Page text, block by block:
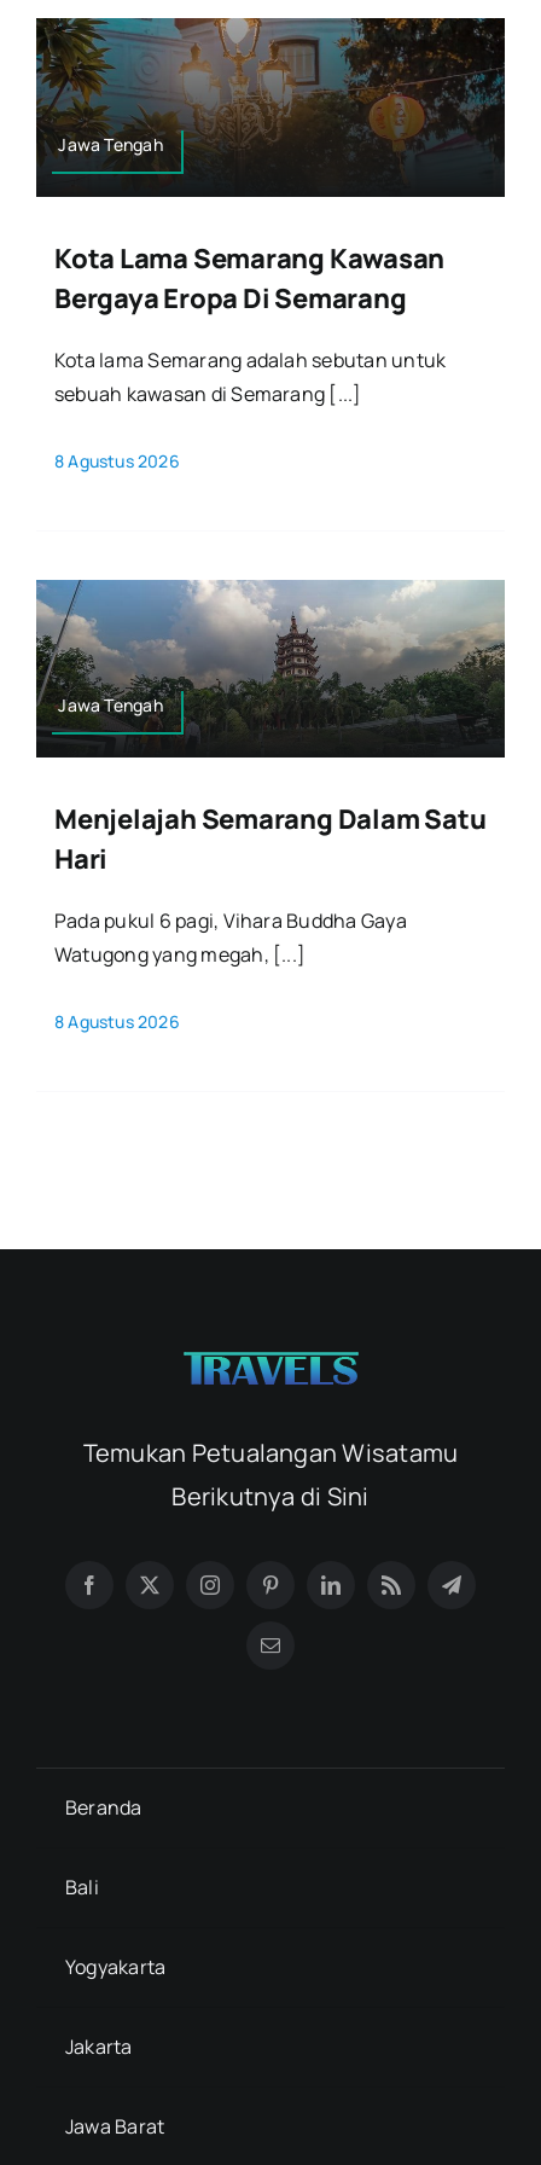
Jawa Tengah
Kota Lama Semarang Kawasan
Bergaya Eropa Di Semarang
Kota lama Semarang adalah sebutan untuk
sebuah kawasan di Semarang [...]
8 Agustus 2026
Jawa Tengah
Menjelajah Semarang Dalam Satu
Hari
Pada pukul 6 pagi, Vihara Buddha Gaya
Watugong yang megah, [...]
8 Agustus 2026
Temukan Petualangan Wisatamu
Berikutnya di Sini
Beranda
Bali
Yogyakarta
Jakarta
Jawa Barat